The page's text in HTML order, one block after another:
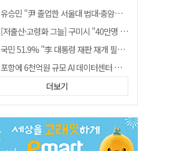
유승민 "尹 졸업한 서울대 법대·충암고도 없애야"…李 육사 통합 직격
[저출산·고령화 그늘] 구미시 "40만명 사수" 고령군 "3만명대 회복"
국민 51.9% "李 대통령 재판 재개 필요하다"
포항에 6천억원 규모 AI 데이터센터 들어선다
월 매출 9천만원에도 문 닫는 영양 젖소농장… "일할 사람이 없어"
경찰, 홍명보 선임 의혹 수사…대한축구협회 전격 압수수색
"김용민, 흑백논리로 세상 보는 듯" 검찰 내부서 지탄
더보기